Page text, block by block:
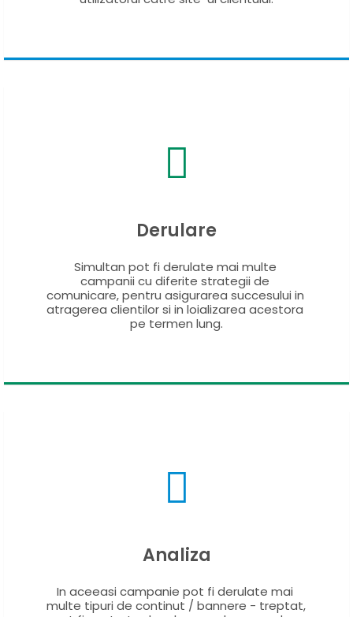
Derulare
Simultan pot fi derulate mai multe
campanii cu diferite strategii de
comunicare, pentru asigurarea succesului in
atragerea clientilor si in loializarea acestora
pe termen lung.
Analiza
In aceeasi campanie pot fi derulate mai
multe tipuri de continut / bannere - treptat,